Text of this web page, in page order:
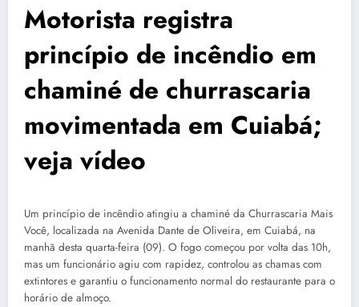
Motorista registra
princípio de incêndio em
chaminé de churrascaria
movimentada em Cuiabá;
veja vídeo
Um princípio de incêndio atingiu a chaminé da Churrascaria Mais
Você, localizada na Avenida Dante de Oliveira, em Cuiabá, na
manhã desta quarta-feira (09). O fogo começou por volta das 10h,
mas um funcionário agiu com rapidez, controlou as chamas com
extintores e garantiu o funcionamento normal do restaurante para o
horário de almoço.